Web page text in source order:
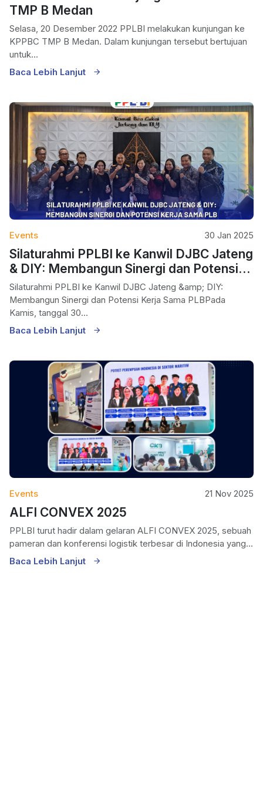
TMP B Medan
Selasa, 20 Desember 2022 PPLBI melakukan kunjungan ke
KPPBC TMP B Medan. Dalam kunjungan tersebut bertujuan
untuk...
Baca Lebih Lanjut
Events 30 Jan 2025
Silaturahmi PPLBI ke Kanwil DJBC Jateng
& DIY: Membangun Sinergi dan Potensi
Kerja Sama PLB
Silaturahmi PPLBI ke Kanwil DJBC Jateng &amp; DIY:
Membangun Sinergi dan Potensi Kerja Sama PLBPada
Kamis, tanggal 30...
Baca Lebih Lanjut
Events 21 Nov 2025
ALFI CONVEX 2025
PPLBI turut hadir dalam gelaran ALFI CONVEX 2025, sebuah
pameran dan konferensi logistik terbesar di Indonesia yang...
Baca Lebih Lanjut